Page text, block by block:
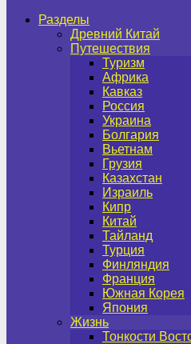
Разделы
Древний Китай
Путешествия
Туризм
Африка
Кавказ
Россия
Украина
Болгария
Вьетнам
Грузия
Казахстан
Израиль
Кипр
Китай
Тайланд
Турция
Финляндия
Франция
Южная Корея
Япония
Жизнь
Тонкости